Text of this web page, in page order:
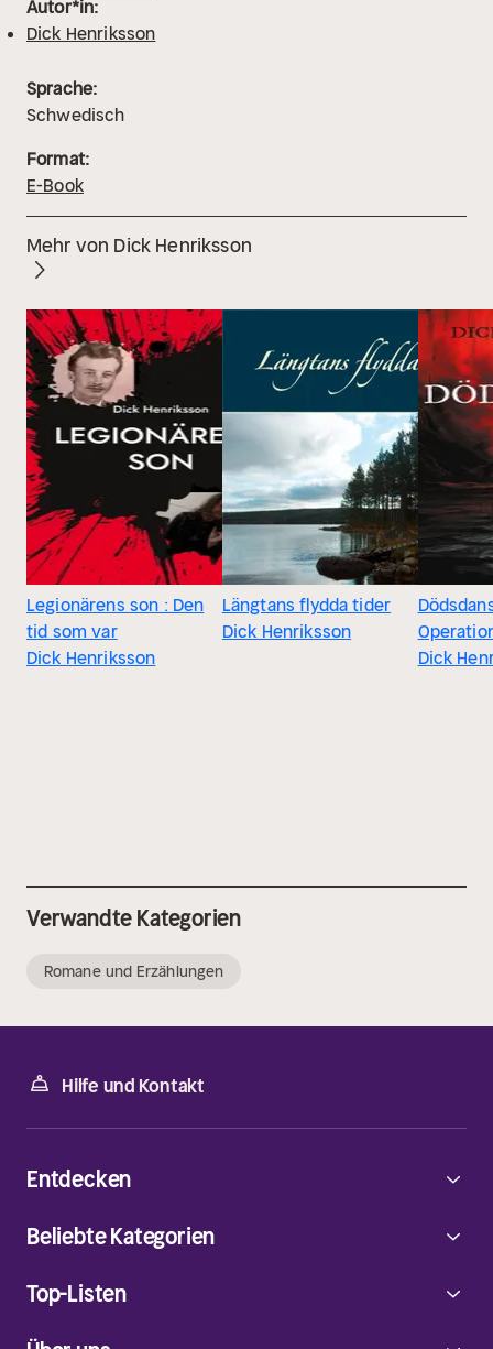
Autor*in:
Dick Henriksson
Sprache:
Schwedisch
Format:
E-Book
Mehr von Dick Henriksson
Legionärens son : Den
tid som var
Dick Henriksson
Längtans flydda tider
Dick Henriksson
Dick
Verwandte Kategorien
Romane und Erzählungen
Hilfe und Kontakt
Entdecken
Beliebte Kategorien
Top-Listen